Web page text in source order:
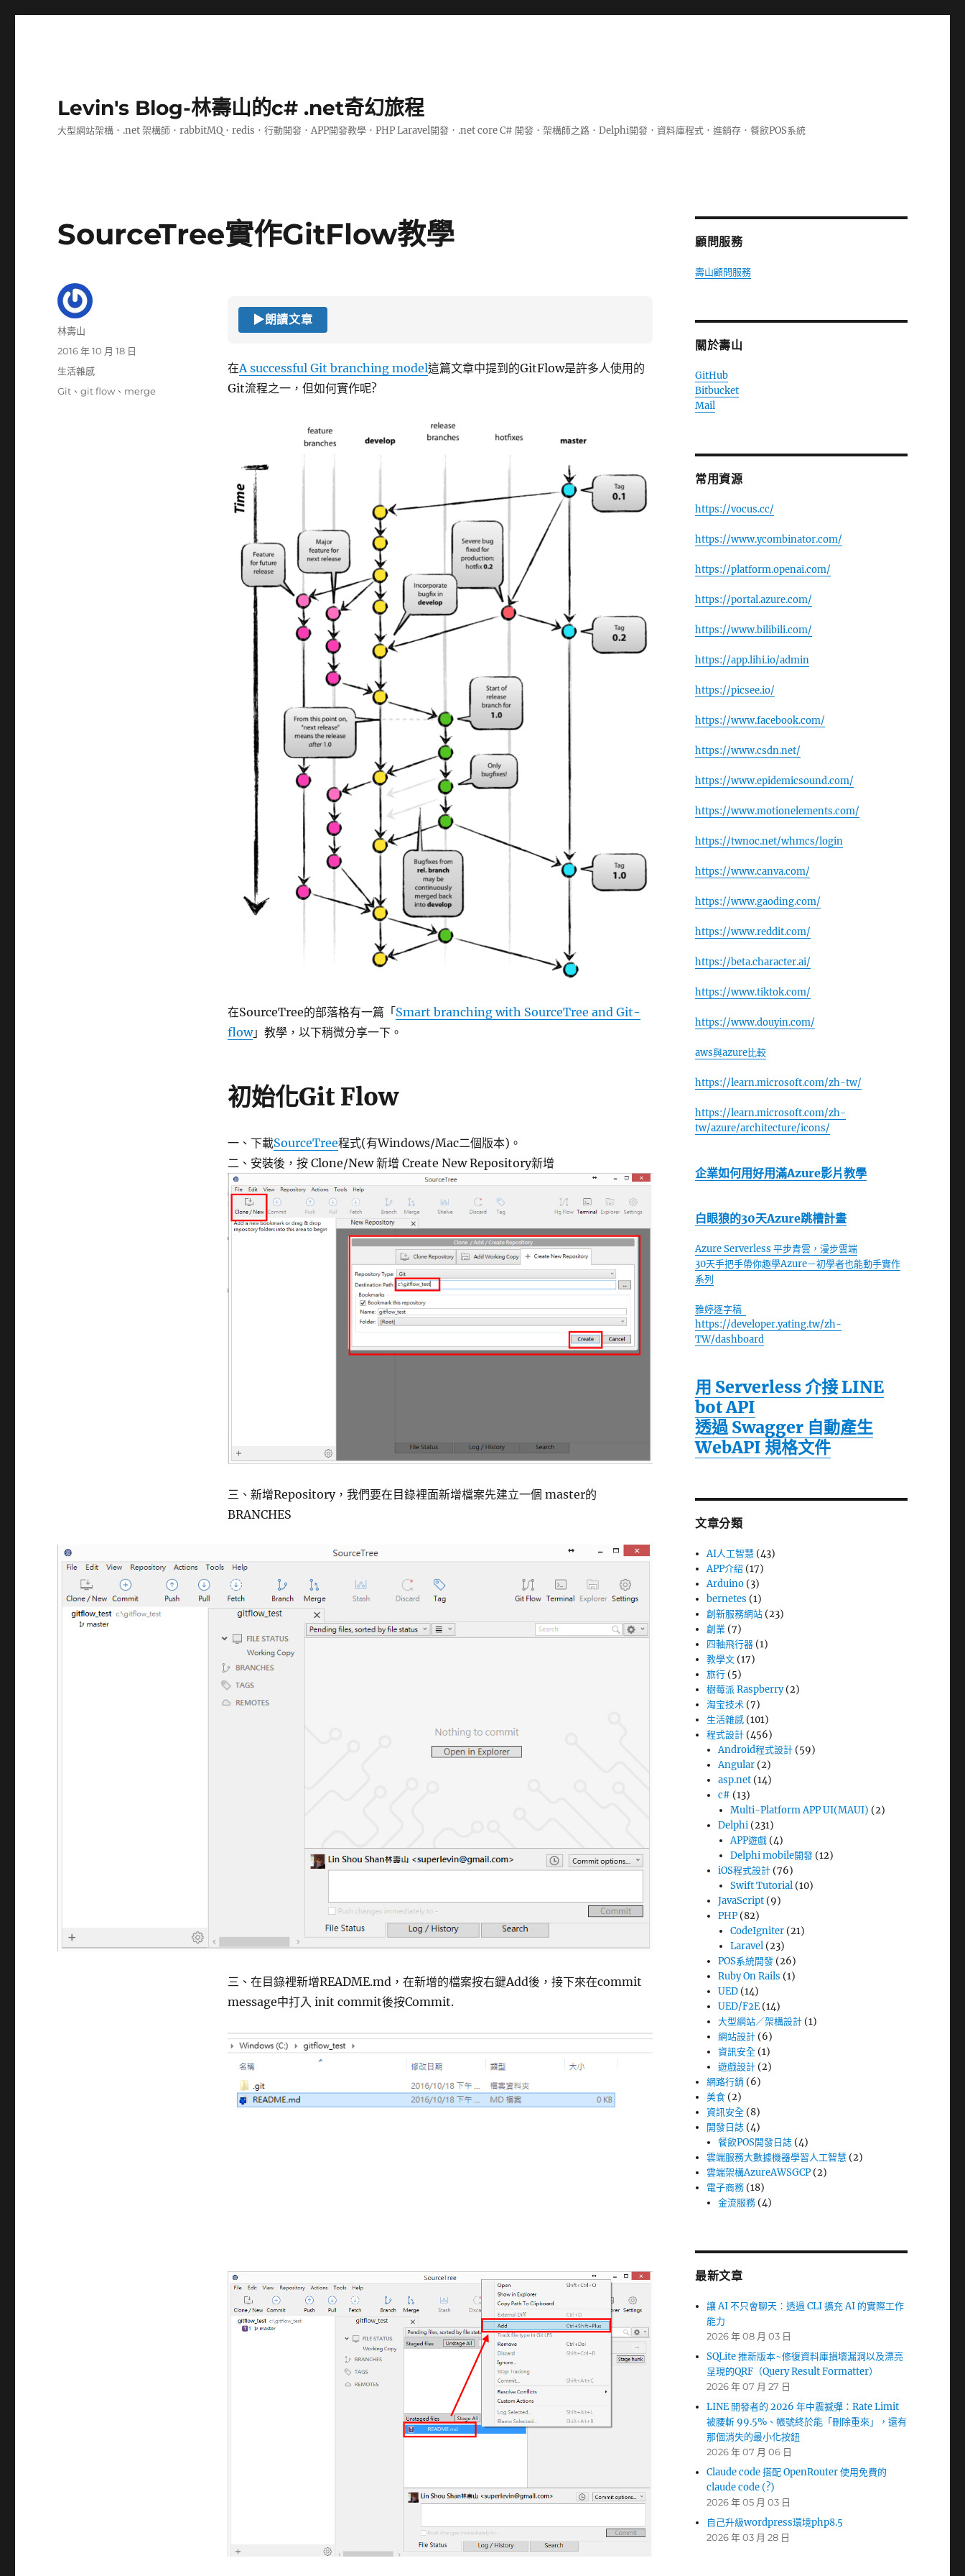
Levin's Blog-林壽山的c# .net奇幻旅程
大型網站架構．.net 架構師．rabbitMQ．redis．行動開發．APP開發教學．PHP Laravel開發．.net core C# 開發．架構師之路．Delphi開發．資料庫程式．進銷存．餐飲POS系統
SourceTree實作GitFlow教學
▶朗讀文章
在A successful Git branching model這篇文章中提到的GitFlow是許多人使用的
Git流程之一，但如何實作呢?
在SourceTree的部落格有一篇「Smart branching with SourceTree and Git-
flow」教學，以下稍微分享一下。
初始化Git Flow
一、下載SourceTree程式(有Windows/Mac二個版本)。
二、安裝後，按 Clone/New 新增 Create New Repository新增
三、新增Repository，我們要在目錄裡面新增檔案先建立一個 master的
BRANCHES
三、在目錄裡新增README.md，在新增的檔案按右鍵Add後，接下來在commit
message中打入 init commit後按Commit.
作
林壽山
發
佈
期:
2016 年 10 月 18 日
分
類
生活雜感
標
Git 、git flow 、 merge
顧問服務
壽山顧問服務
關於壽山
GitHub
Bitbucket
Mail
常用資源
https://vocus.cc/
https://www.ycombinator.com/
https://platform.openai.com/
https://portal.azure.com/
https://www.bilibili.com/
https://app.lihi.io/admin
https://picsee.io/
https://www.facebook.com/
https://www.csdn.net/
https://www.epidemicsound.com/
https://www.motionelements.com/
https://twnoc.net/whmcs/login
https://www.canva.com/
https://www.gaoding.com/
https://www.reddit.com/
https://beta.character.ai/
https://www.tiktok.com/
https://www.douyin.com/
aws與azure比較
https://learn.microsoft.com/zh-tw/
https://learn.microsoft.com/zh-
tw/azure/architecture/icons/
企業如何用好用滿Azure影片教學
白眼狼的30天Azure跳槽計畫
Azure Serverless 平步青雲，漫步雲端
30天手把手帶你趣學Azure－初學者也能動手實作
系列
雅婷逐字稿
https://developer.yating.tw/zh-
TW/dashboard
用 Serverless 介接 LINE
bot API
透過 Swagger 自動產生
WebAPI 規格文件
文章分類
AI人工智慧 (43)
APP介紹 (17)
Arduino (3)
bernetes (1)
創新服務網站 (23)
創業 (7)
四軸飛行器 (1)
教學文 (17)
旅行 (5)
樹莓派 Raspberry(2)
淘宝技术 (7)
生活雜感 (101)
程式設計 (456)
Android程式設計 (59)
Angular (2)
asp.net (14)
c# (13)
Multi-Platform APP UI(MAUI) (2)
Delphi (231)
APP遊戲(4)
Delphi mobile開發(12)
iOS程式設計 (76)
Swift Tutorial(10)
JavaScript (9)
PHP (82)
CodeIgniter(21)
Laravel(23)
POS系統開發 (26)
Ruby On Rails (1)
UED (14)
UED/F2E (14)
大型網站／架構設計 (1)
網站設計 (6)
資訊安全 (1)
遊戲設計 (2)
網路行銷 (6)
美食 (2)
資訊安全 (8)
開發日誌 (4)
餐飲POS開發日誌 (4)
雲端服務大數據機器學習人工智慧 (2)
雲端架構AzureAWSGCP (2)
電子商務 (18)
金流服務 (4)
最新文章
讓 AI 不只會聊天：透過 CLI 擴充 AI 的實際工作
能力
2026 年 08 月 03 日
SQLite 推新版本~修復資料庫損壞漏洞以及漂亮
呈現的QRF（Query Result Formatter）
2026 年 07 月 27 日
LINE 開發者的 2026 年中震撼彈：Rate Limit
被腰斬 99.5%、帳號終於能「刪除重來」，還有
那個消失的最小化按鈕
2026 年 07 月 06 日
Claude code 搭配 OpenRouter 使用免費的
claude code (?)
2026 年 05 月 03 日
自己升級wordpress環境php8.5
2026 年 03 月 28 日